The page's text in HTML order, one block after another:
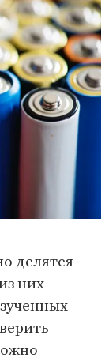
делятся
них